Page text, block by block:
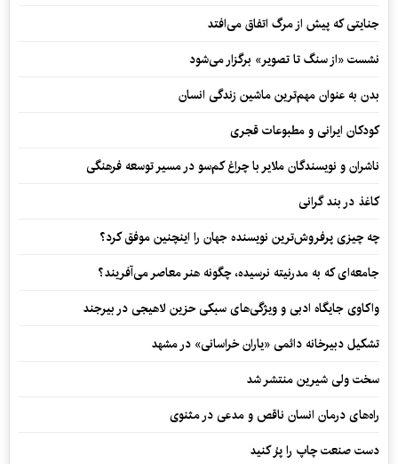
جنایتی که پیش از مرگ اتفاق می‌افتد
نشست «از سنگ تا تصویر» برگزار می‌شود
بدن به عنوان مهم‌ترین ماشین زندگی انسان
کودکان ایرانی و مطبوعات قجری
ناشران و نویسندگان ملایر با چراغ کم‌سو در مسیر توسعه فرهنگی
کاغذ در بند گرانی
چه چیزی پرفروش‌ترین نویسنده جهان را اینچنین موفق کرد؟
جامعه‌ای که به مدرنیته نرسیده، چگونه هنر معاصر می‌آفریند؟
واکاوی جایگاه ادبی و ویژگی‌های سبکی حزین لاهیجی در بیرجند
تشکیل دبیرخانه دائمی «یاران خراسانی» در مشهد
سخت ولی شیرین منتشر شد
راه‌های درمان انسان ناقص و مدعی در مثنوی
دست صنعت چاپ را پرُ کنید